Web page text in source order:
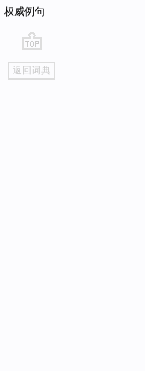
权威例句
go
top
返回词典